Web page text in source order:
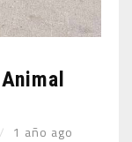
1 año ago